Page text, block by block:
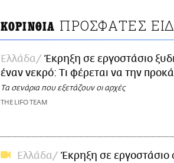
ΚΟΡΙΝΘΙΑ ΠΡΟΣΦΑΤΕΣ
Ελλάδα
Έκρηξη σε εργοστάσιο
έναν νεκρό: Τι φέρεται να την
Τα σενάρια που εξετάζουν οι αρχές
THE LIFO TEAM
Ελλάδα
Έκρηξη σε εργοστάσιο